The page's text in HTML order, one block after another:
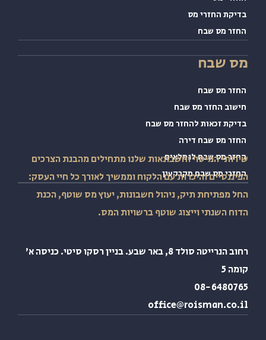
החזרי מס
מס שבח
שבח
מס שבח
החזר מס שבח
זכאות להחזר מס שבח
מס שבח דירה
מס שבח לגמלאים
מס שבח מקרקעין
המיסוי וחשבונאות שלנו מתחילים מהבנת הצרכים
והיכרות עם הלקוח וממשיך לאורך כל חיי העסק:
מפתיחת תיק, ניהול חשבונות, יעוץ מס שוטף, הכנת
השנתי וייצוג שוטף ברשויות המס.
רחוב הנרייטה סולד 8, באר שבע. בניין רסקו סיטי. כניסה א'
08-